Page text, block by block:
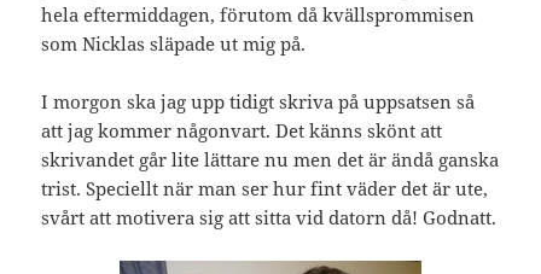
hela eftermiddagen, förutom då kvällsprommisen
som Nicklas släpade ut mig på.
I morgon ska jag upp tidigt skriva på uppsatsen så
att jag kommer någonvart. Det känns skönt att
skrivandet går lite lättare nu men det är ändå ganska
trist. Speciellt när man ser hur fint väder det är ute,
svårt att motivera sig att sitta vid datorn då! Godnatt.